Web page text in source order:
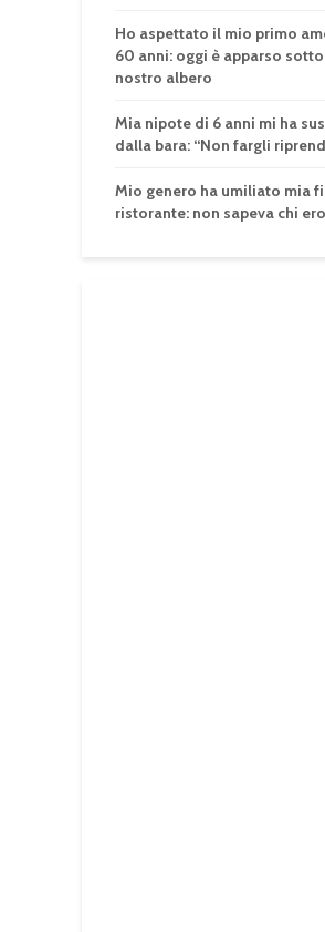
Ho aspettato il mio primo
60 anni: oggi è apparso
nostro albero
Mia nipote di 6 anni mi ha
dalla bara: “Non fargli
Mio genero ha umiliato mia
ristorante: non sapeva chi